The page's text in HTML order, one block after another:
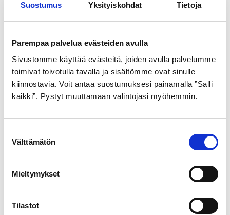
Suostumus Yksityiskohdat Tietoja
Parempaa palvelua evästeiden avulla
Sivustomme käyttää evästeitä, joiden avulla palvelumme
toimivat toivotulla tavalla ja sisältömme ovat sinulle
kiinnostavia. Voit antaa suostumuksesi painamalla ”Salli
kaikki”. Pystyt muuttamaan valintojasi myöhemmin.
Välttämätön
Mieltymykset
Tilastot
SCHWALBE
ULKORENGAS 47-622
MUSTAVALKOINEN
pistosuojattu
24,99€
GOLDEN BOY
ULKORENGAS 40-622
MUSTA VALKOINEN SR
21,99€
SCHWALBE